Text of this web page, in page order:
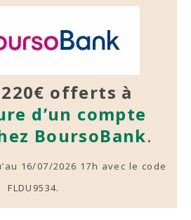
220€ offerts à
d’un compte
BoursoBank.
16/07/2026 17h avec le code
FLDU9534.